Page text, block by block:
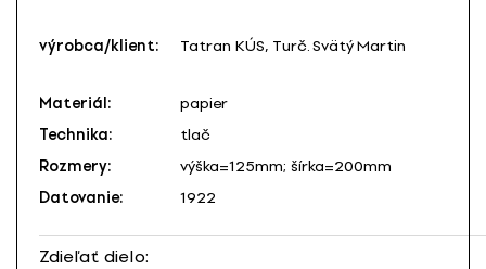
výrobca/klient: Tatran KÚS, Turč. Svätý Martin
Materiál:
papier
Technika:
tlač
Rozmery:
výška=125mm; šírka=200mm
Datovanie:
1922
Zdieľať dielo: